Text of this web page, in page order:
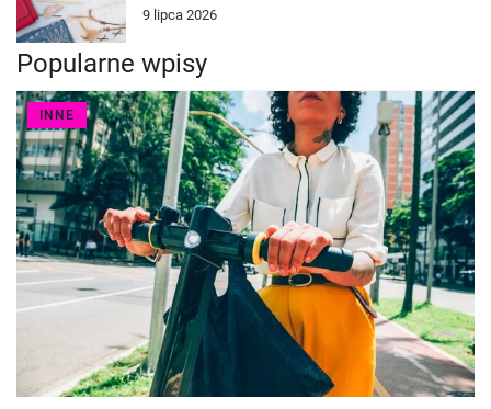
9 lipca 2026
Popularne wpisy
INNE